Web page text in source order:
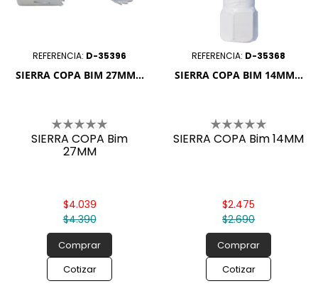
REFERENCIA: D-35396
SIERRA COPA BIM 27MM...
SIERRA COPA Bim
27MM
$4.390
$4.039
Comprar
Cotizar
REFERENCIA: D-35368
SIERRA COPA BIM 14MM...
SIERRA COPA Bim 14MM
$2.690
$2.475
Comprar
Cotizar